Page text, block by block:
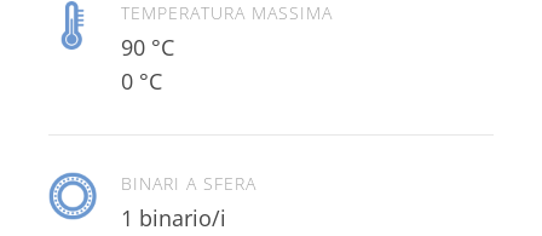
TEMPERATURA MASSIMA
90 °C
0 °C
BINARI A SFERA
1 binario/i